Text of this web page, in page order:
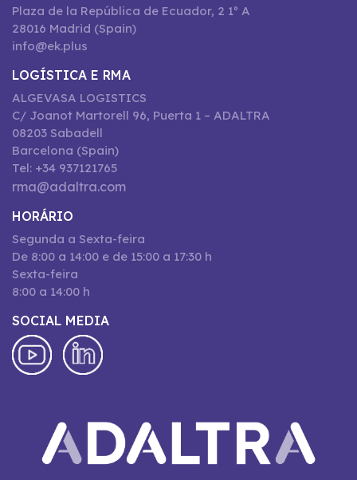
Plaza de la República de Ecuador, 2 1º A
28016 Madrid (Spain)
info@ek.plus
LOGÍSTICA E RMA
ALGEVASA LOGISTICS
C/ Joanot Martorell 96, Puerta 1 – ADALTRA
08203 Sabadell
Barcelona (Spain)
Tel: +34 937121765
rma@adaltra.com
HORÁRIO
Segunda a Sexta-feira
De 8:00 a 14:00 e de 15:00 a 17:30 h
Sexta-feira
8:00 a 14:00 h
SOCIAL MEDIA